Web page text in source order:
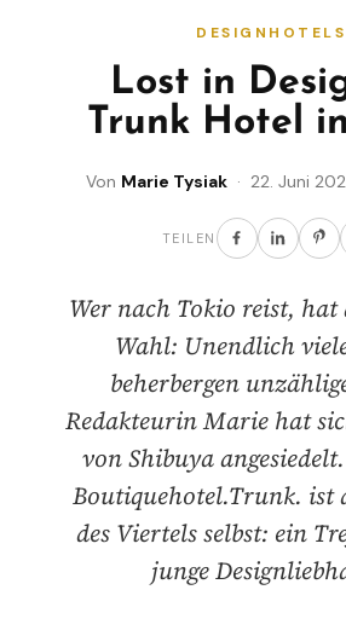
DESIGNHOTELS
Lost in
Trunk Hotel
Von Marie Tysiak · 22. Juni
TEILEN
Wer nach Tokio reist, hat
Wahl: Unendlich
beherbergen
Redakteurin Marie hat
von Shibuya
Boutiquehotel.Trunk. ist
des Viertels selbst: ein
junge